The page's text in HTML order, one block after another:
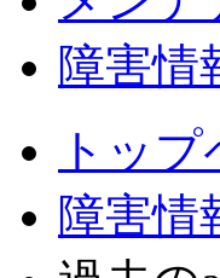
障害情
トッ
障害情